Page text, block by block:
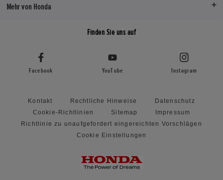
Mehr von Honda
Finden Sie uns auf
Facebook YouTube Instagram
Kontakt Rechtliche Hinweise
Datenschutz
Cookie-Richtlinien
Sitemap
Impressum
Richtlinie zu unaufgefordert eingereichten Vorschlägen
Cookie Einstellungen